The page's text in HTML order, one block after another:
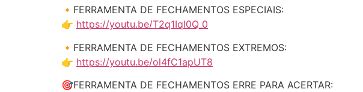
🔸FERRAMENTA DE FECHAMENTOS ESPECIAIS:
👉 https://youtu.be/T2q1IqI0Q_0
🔸FERRAMENTA DE FECHAMENTOS EXTREMOS:
👉 https://youtu.be/ol4fC1apUT8
🎯FERRAMENTA DE FECHAMENTOS ERRE PARA ACERTAR: